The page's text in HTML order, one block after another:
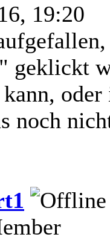
19:20
geklickt
kann,
noch